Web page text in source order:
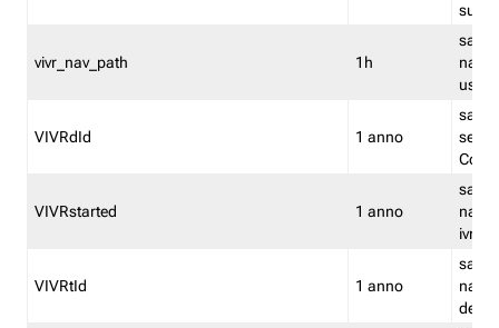
su
vivr_nav_path 1h
salva
VIVRdId 1 anno
salva
Convy
VIVRstarted 1 anno
salva
ivr
VIVRtId 1 anno
salva
del